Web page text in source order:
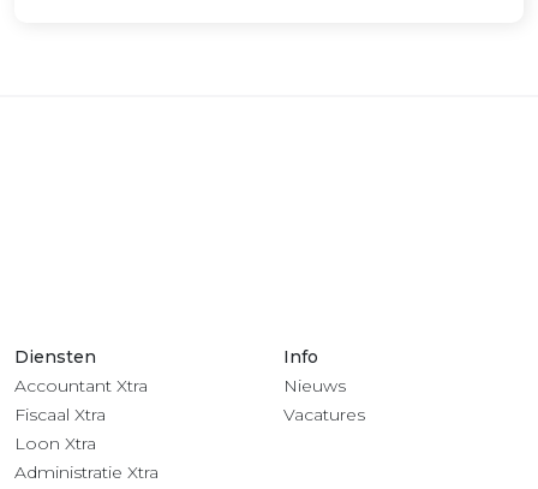
Diensten
Accountant Xtra
Fiscaal Xtra
Loon Xtra
Administratie Xtra
Info
Nieuws
Vacatures